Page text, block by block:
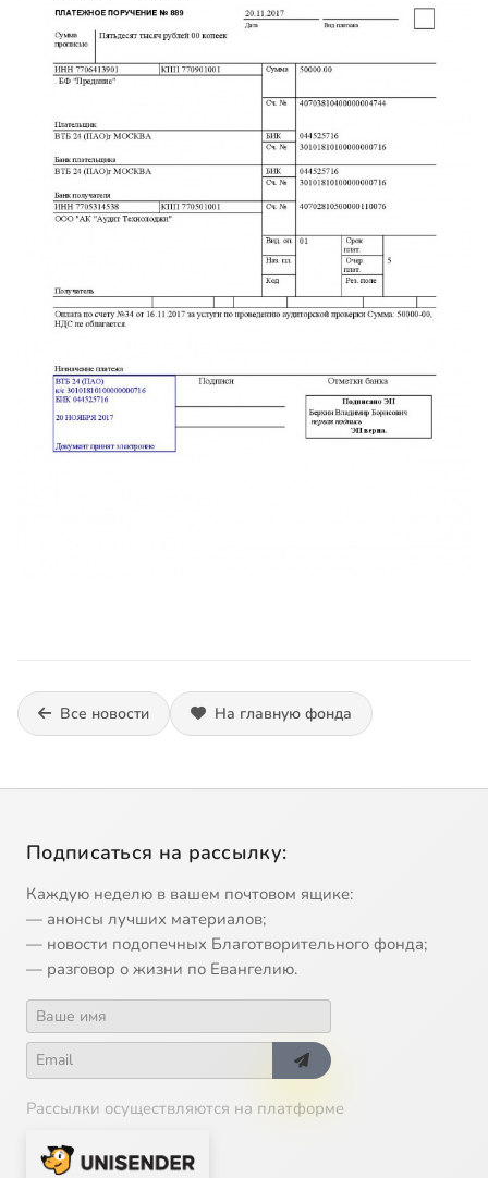
Все новости На главную фонда
Подписаться на рассылку:
Каждую неделю в вашем почтовом ящике:
— анонсы лучших материалов;
— новости подопечных Благотворительного фонда;
— разговор о жизни по Евангелию.
Рассылки осуществляются на платформе